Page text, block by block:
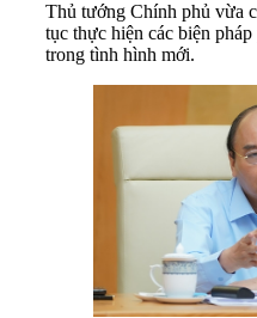
Thủ tướng Chính phủ vừa
tục thực hiện các biện
trong tình hình mới.